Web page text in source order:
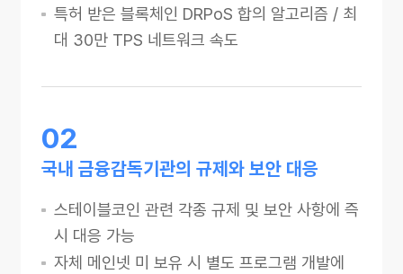
특허 받은 블록체인 DRPoS 합의 알고리즘 / 최
대 30만 TPS 네트워크 속도
02
국내 금융감독기관의 규제와 보안 대응
스테이블코인 관련 각종 규제 및 보안 사항에 즉
시 대응 가능
자체 메인넷 미 보유 시 별도 프로그램 개발에